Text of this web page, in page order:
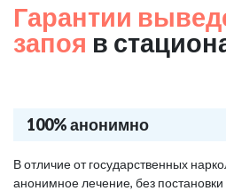
Гарантии
запоя в
100% анонимно
В отличие от государственных
анонимное лечение, без